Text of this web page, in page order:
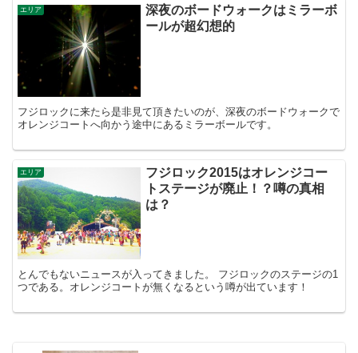
エリア
深夜のボードウォークはミラーボ
ールが超幻想的
フジロックに来たら是非見て頂きたいのが、深夜のボードウォークで
オレンジコートへ向かう途中にあるミラーボールです。
エリア
フジロック2015はオレンジコー
トステージが廃止！？噂の真相
は？
とんでもないニュースが入ってきました。 フジロックのステージの1
つである。オレンジコートが無くなるという噂が出ています！